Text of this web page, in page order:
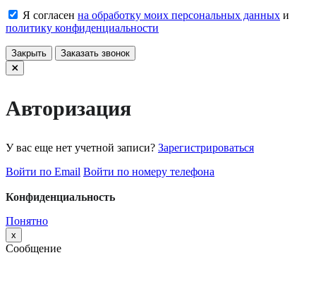
Я согласен на обработку моих персональных данных и
политику конфиденциальности
Закрыть Заказать звонок
Авторизация
У вас еще нет учетной записи? Зарегистрироваться
Войти по Email Войти по номеру телефона
Конфиденциальность
Понятно
x
Сообщение